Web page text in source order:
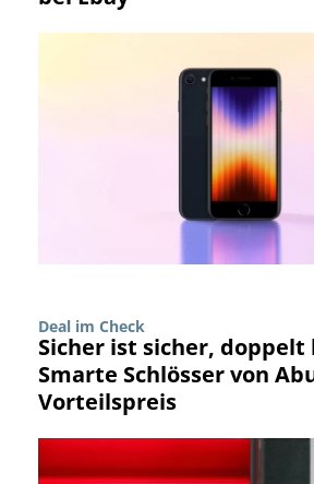
Deal im Check
Sicher ist sicher, doppelt
Smarte Schlösser von
Vorteilspreis